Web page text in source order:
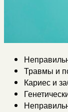
Травмы и
Кариес и